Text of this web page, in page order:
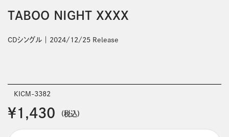
TABOO NIGHT XXXX
CDシングル 2024/12/25 Release
KICM-3382
￥1,430 (税込)